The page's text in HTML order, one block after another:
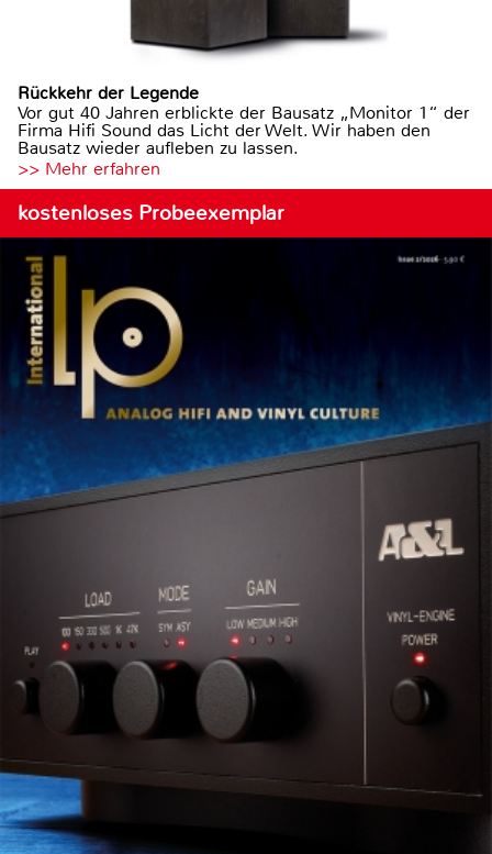
Rückkehr der Legende
Vor gut 40 Jahren erblickte der Bausatz „Monitor 1“ der
Firma Hifi Sound das Licht der Welt. Wir haben den
Bausatz wieder aufleben zu lassen.
>> Mehr erfahren
kostenloses Probeexemplar